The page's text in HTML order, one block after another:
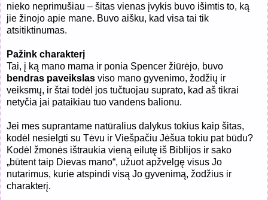
nieko neprimušiau – šitas vienas įvykis buvo išimtis to, ką
jie žinojo apie mane. Buvo aišku, kad visa tai tik
atsitiktinumas.
Pažink charakterį
Tai, į ką mano mama ir ponia Spencer žiūrėjo, buvo
bendras paveikslas viso mano gyvenimo, žodžių ir
veiksmų, ir štai todėl jos tučtuojau suprato, kad aš tikrai
netyčia jai pataikiau tuo vandens balionu.
Jei mes suprantame natūralius dalykus tokius kaip šitas,
kodėl nesielgti su Tėvu ir Viešpačiu Jėšua tokiu pat būdu?
Kodėl žmonės ištraukia vieną eilutę iš Biblijos ir sako
„būtent taip Dievas mano“, užuot apžvelgę visus Jo
nutarimus, kurie atspindi visą Jo gyvenimą, žodžius ir
charakterį.